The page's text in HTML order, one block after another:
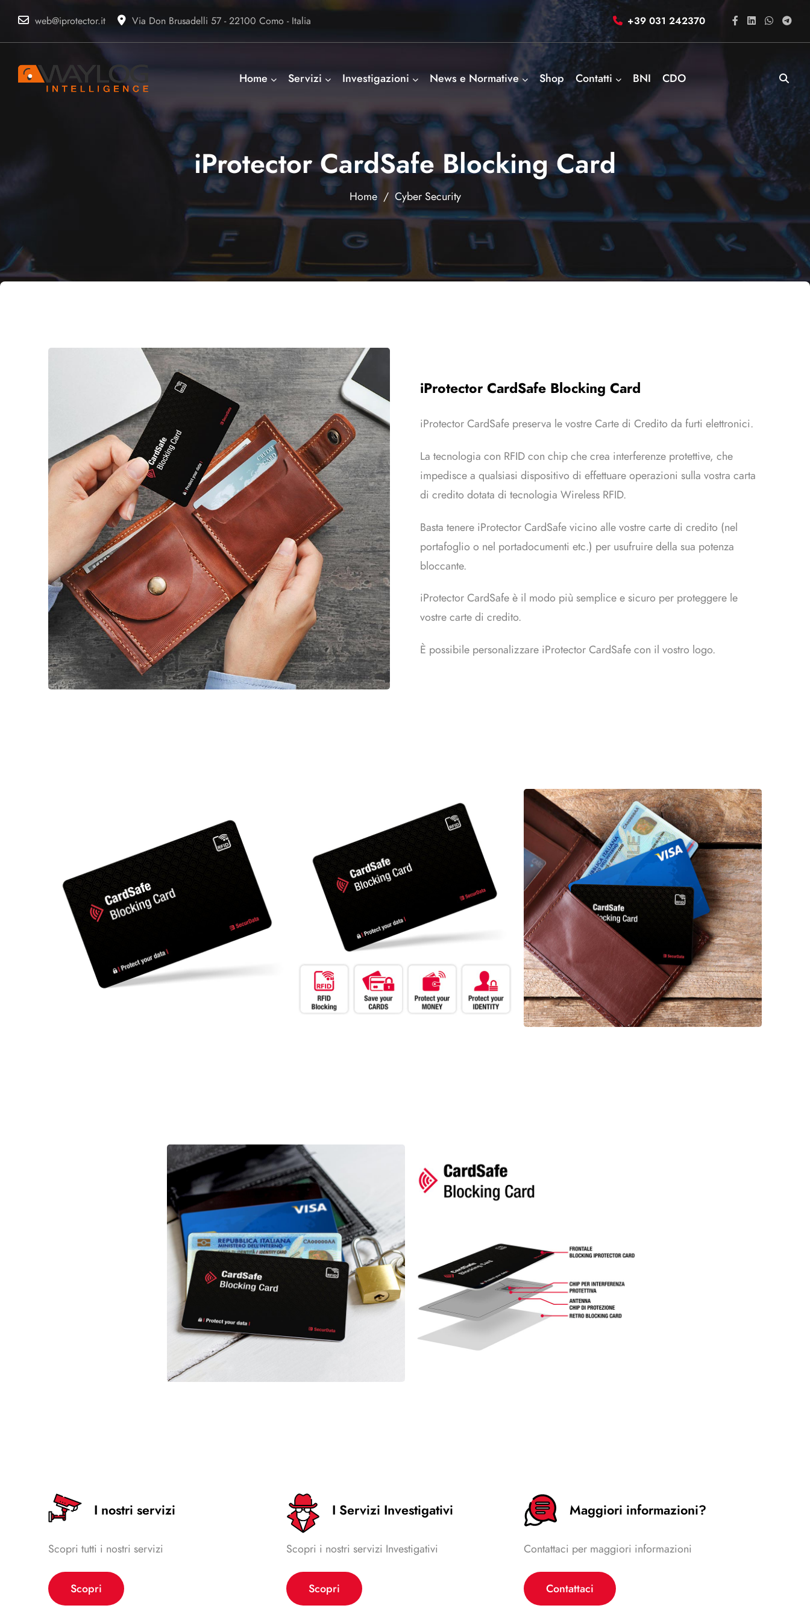
web@iprotector.it Via Don Brusadelli 57 - 22100 Como - Italia +39 031 242370
Home Servizi Investigazioni News e Normative Shop Contatti BNI CDO
iProtector CardSafe Blocking Card
Home/ Cyber Security
iProtector CardSafe Blocking Card
iProtector CardSafe preserva le vostre Carte di Credito da furti elettronici.
La tecnologia con RFID con chip che crea interferenze protettive, che
impedisce a qualsiasi dispositivo di effettuare operazioni sulla vostra carta
di credito dotata di tecnologia Wireless RFID.
Basta tenere iProtector CardSafe vicino alle vostre carte di credito (nel
portafoglio o nel portadocumenti etc.) per usufruire della sua potenza
bloccante.
iProtector CardSafe è il modo più semplice e sicuro per proteggere le
vostre carte di credito.
È possibile personalizzare iProtector CardSafe con il vostro logo.
I nostri servizi
Scopri tutti i nostri servizi
Scopri
I Servizi Investigativi
Scopri i nostri servizi Investigativi
Scopri
Maggiori informazioni?
Contattaci per maggiori informazioni
Contattaci